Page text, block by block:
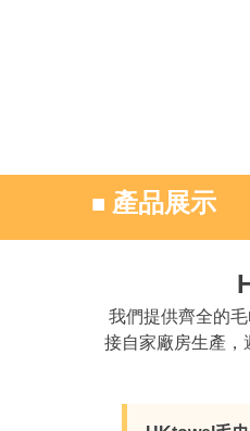
我們提供齊全的
接自家廠房生產，
■ 產品展示